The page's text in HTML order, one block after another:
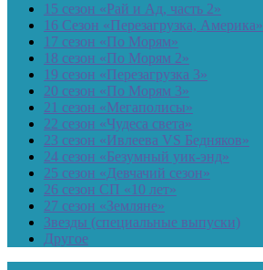
15 сезон «Рай и Ад, часть 2»
16 Сезон «Перезагрузка, Америка»
17 сезон «По Морям»
18 сезон «По Морям 2»
19 сезон «Перезагрузка 3»
20 сезон «По Морям 3»
21 сезон «Мегаполисы»
22 сезон «Чудеса света»
23 сезон «Ивлеева VS Бедняков»
24 сезон «Безумный уик-энд»
25 сезон «Девчачий сезон»
26 сезон СП «10 лет»
27 сезон «Земляне»
Звезды (специальные выпуски)
Другое